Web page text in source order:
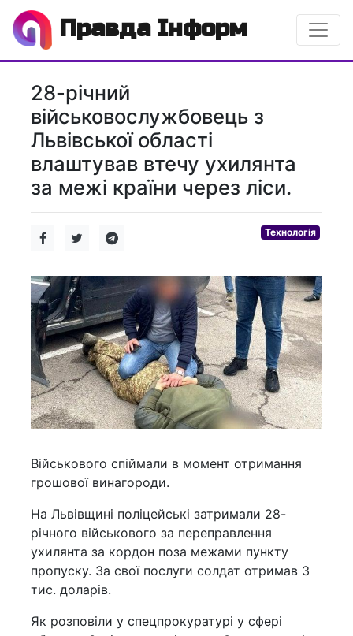
Правда Інформ
28-річний
військовослужбовець з
Львівської області
влаштував втечу ухилянта
за межі країни через ліси.
Технологія
Військового спіймали в момент отримання
грошової винагороди.
На Львівщині поліцейські затримали 28-
річного військового за переправлення
ухилянта за кордон поза межами пункту
пропуску. За свої послуги солдат отримав 3
тис. доларів.
Як розповіли у спецпрокуратурі у сфері